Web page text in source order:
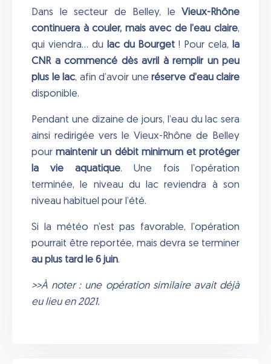
Dans le secteur de Belley, le Vieux-Rhône
continuera à couler, mais avec de l’eau claire,
qui viendra… du lac du Bourget ! Pour cela, la
CNR a commencé dès avril à remplir un peu
plus le lac, afin d’avoir une réserve d’eau claire
disponible.
Pendant une dizaine de jours, l’eau du lac sera
ainsi redirigée vers le Vieux-Rhône de Belley
pourmaintenir un débit minimum et protéger
la vie aquatique. Une fois l’opération
terminée, le niveau du lac reviendra à son
niveau habituel pour l’été.
Si la météo n’est pas favorable, l’opération
pourrait être reportée, mais devra se terminer
au plus tard le 6 juin.
>>À noter : une opération similaire avait déjà
eu lieu en 2021.